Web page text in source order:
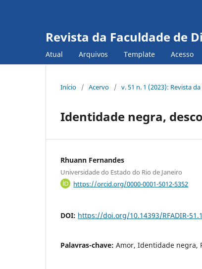
Revista da Faculdade de
Atual Arquivos Template Acesso
Início / Acervo / v. 51 n. 1 (2023): Revista
Identidade negra,
Rhuann Fernandes
Universidade do Estado do Rio de Janeiro
https://orcid.org/0000-0001-5012-5352
DOI: https://doi.org/10.14393/RFADIR-
Palavras-chave: Amor, Identidade negra,